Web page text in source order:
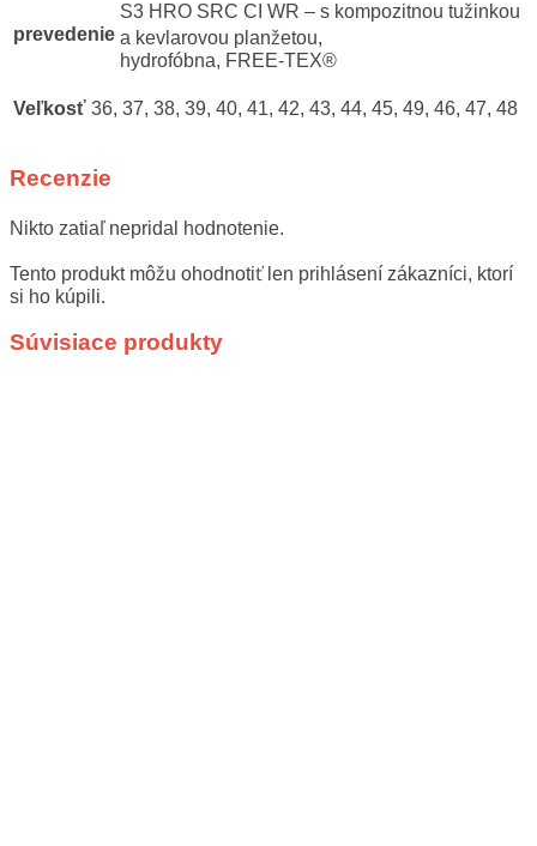
prevedenie
S3 HRO SRC CI WR – s kompozitnou tužinkou
a kevlarovou planžetou,
hydrofóbna, FREE-TEX®
Veľkosť 36, 37, 38, 39, 40, 41, 42, 43, 44, 45, 49, 46, 47, 48
Recenzie
Nikto zatiaľ nepridal hodnotenie.
Tento produkt môžu ohodnotiť len prihlásení zákazníci, ktorí
si ho kúpili.
Súvisiace produkty